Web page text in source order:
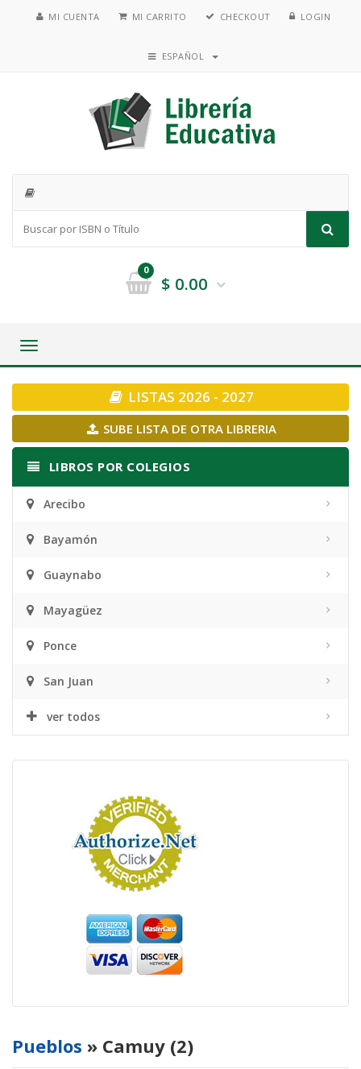
MI CUENTA MI CARRITO CHECKOUT LOGIN
ESPAÑOL
0
$ 0.00
Toggle
LISTAS 2026 - 2027
SUBE LISTA DE OTRA LIBRERIA
LIBROS POR COLEGIOS
Arecibo
Bayamón
Guaynabo
Mayagüez
Ponce
San Juan
ver todos
Pueblos » Camuy (2)